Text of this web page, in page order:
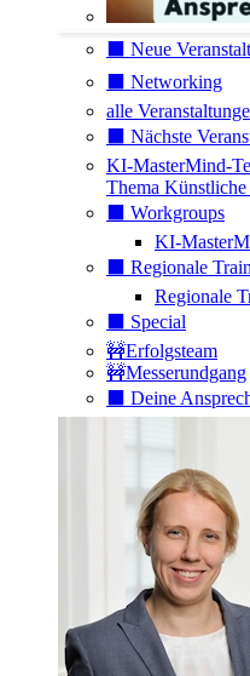
⬛️ Neue
⬛️ Networking
alle
⬛️ Nächste
KI-MasterMind-
Thema
⬛️ Workgroups
KI-
⬛️ Regionale
Regionale
⬛️ Special
🚧Erfolgsteam
🚧Messerundgang
⬛️ Deine